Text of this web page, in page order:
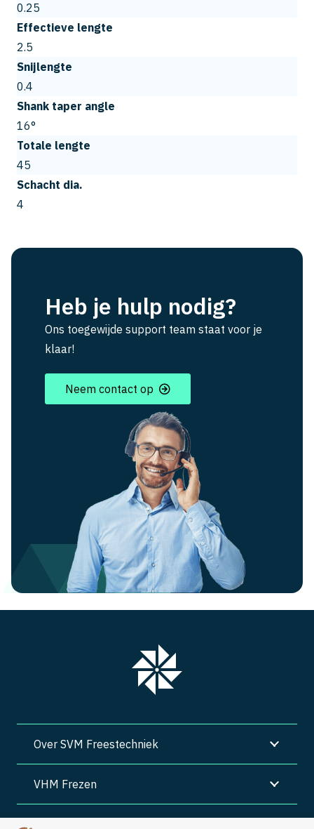
0.25
Effectieve lengte
2.5
Snijlengte
0.4
Shank taper angle
16°
Totale lengte
45
Schacht dia.
4
Heb je hulp nodig?
Ons toegewijde support team staat voor je
klaar!
Neem contact op
Over SVM Freestechniek
VHM Frezen